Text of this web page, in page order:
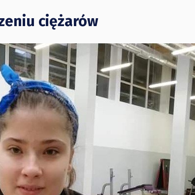
ciężarów